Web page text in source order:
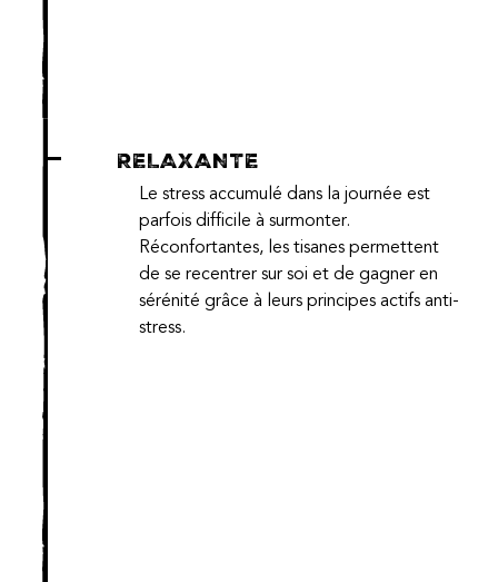
RELAXANTE
Le stress accumulé dans la journée est
parfois difficile à surmonter.
Réconfortantes, les tisanes permettent
de se recentrer sur soi et de gagner en
sérénité grâce à leurs principes actifs anti-
stress.